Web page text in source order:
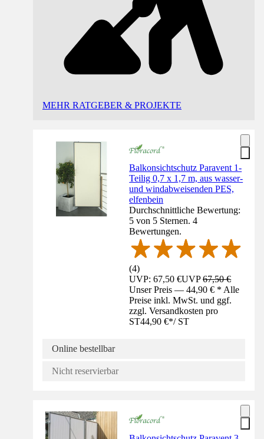
MEHR RATGEBER & PROJEKTE
Balkonsichtschutz Paravent 1-
Teilig 0,7 x 1,7 m, aus wasser-
und windabweisenden PES,
elfenbein
Durchschnittliche Bewertung:
5 von 5 Sternen. 4
Bewertungen.
(4)
UVP: 67,50 €UVP67,50 €
Unser Preis — 44,90 € * Alle
Preise inkl. MwSt. und ggf.
zzgl. Versandkosten pro
ST44,90 €*/ ST
Online bestellbar
Nicht reservierbar